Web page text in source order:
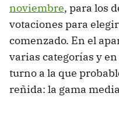
noviembre, para los
votaciones para
comenzado. En el
varias categorías y
turno a la que
reñida: la gama